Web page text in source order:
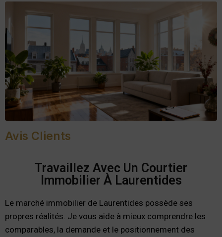
Avis Clients
Travaillez Avec Un Courtier
Immobilier À Laurentides
Le marché immobilier de Laurentides possède ses
propres réalités. Je vous aide à mieux comprendre les
comparables, la demande et le positionnement des